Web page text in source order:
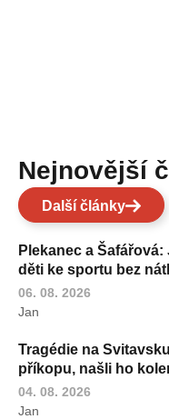
Nejnovější
Další články
Plekanec a
děti ke sportu bez
06. 08. 2026
Jan
Tragédie na
příkopu, našli ho
04. 08. 2026
Jan